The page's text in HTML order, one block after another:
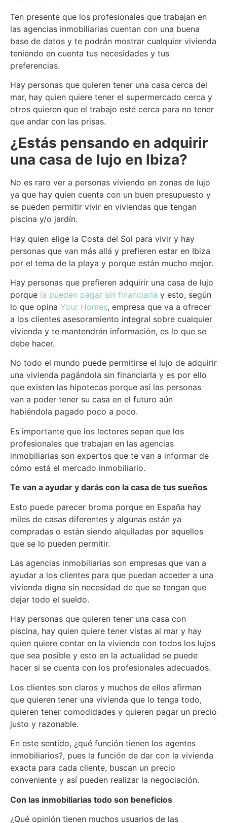
Ten presente que los profesionales que trabajan en
las agencias inmobiliarias cuentan con una buena
base de datos y te podrán mostrar cualquier vivienda
teniendo en cuenta tus necesidades y tus
preferencias.
Hay personas que quieren tener una casa cerca del
mar, hay quien quiere tener el supermercado cerca y
otros quieren que el trabajo esté cerca para no tener
que andar con las prisas.
¿Estás pensando en adquirir
una casa de lujo en Ibiza?
No es raro ver a personas viviendo en zonas de lujo
ya que hay quien cuenta con un buen presupuesto y
se pueden permitir vivir en viviendas que tengan
piscina y/o jardín.
Hay quien elige la Costa del Sol para vivir y hay
personas que van más allá y prefieren estar en Ibiza
por el tema de la playa y porque están mucho mejor.
Hay personas que prefieren adquirir una casa de lujo
porque la pueden pagar sin financiarla y esto, según
lo que opina Your Homes, empresa que va a ofrecer
a los clientes asesoramiento integral sobre cualquier
vivienda y te mantendrán información, es lo que se
debe hacer.
No todo el mundo puede permitirse el lujo de adquirir
una vivienda pagándola sin financiarla y es por ello
que existen las hipotecas porque así las personas
van a poder tener su casa en el futuro aún
habiéndola pagado poco a poco.
Es importante que los lectores sepan que los
profesionales que trabajan en las agencias
inmobiliarias son expertos que te van a informar de
cómo está el mercado inmobiliario.
Te van a ayudar y darás con la casa de tus sueños
Esto puede parecer broma porque en España hay
miles de casas diferentes y algunas están ya
compradas o están siendo alquiladas por aquellos
que se lo pueden permitir.
Las agencias inmobiliarias son empresas que van a
ayudar a los clientes para que puedan acceder a una
vivienda digna sin necesidad de que se tengan que
dejar todo el sueldo.
Hay personas que quieren tener una casa con
piscina, hay quien quiere tener vistas al mar y hay
quien quiere contar en la vivienda con todos los lujos
que sea posible y esto en la actualidad se puede
hacer si se cuenta con los profesionales adecuados.
Los clientes son claros y muchos de ellos afirman
que quieren tener una vivienda que lo tenga todo,
quieren tener comodidades y quieren pagar un precio
justo y razonable.
En este sentido, ¿qué función tienen los agentes
inmobiliarios?, pues la función de dar con la vivienda
exacta para cada cliente, buscan un precio
conveniente y así pueden realizar la negociación.
Con las inmobiliarias todo son beneficios
¿Qué opinión tienen muchos usuarios de las